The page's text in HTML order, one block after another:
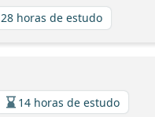
28 horas de estudo
14 horas de estudo